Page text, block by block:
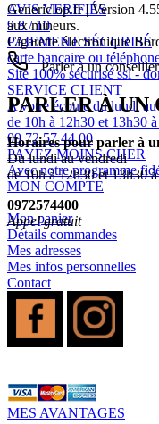
AVIS VERIFIÉS
9.8 / 10
PAIEMENT SÉCURISÉ
carte bancaire ou
Site 100% sécurisé ssl -
SERVICE CLIENT
A votre écoute du lundi
de 10h à 12h30 et 13h30
09 72 57 44 00
PAYEZ MOINS CHER
Avec notre programme
MON COMPTE
Mon panier
Détails commandes
Mes adresses
Mes infos personnelles
Contact
MES AVANTAGES
Genericlop.fr|Version
aux mineurs.
Cigarette électronique
Parler à un conseiller
PARLER À UN
Horaires pour parler à
Du lundi au vendredi
de 10h à 12h30 et 13h30
0972574400
Appel gratuit